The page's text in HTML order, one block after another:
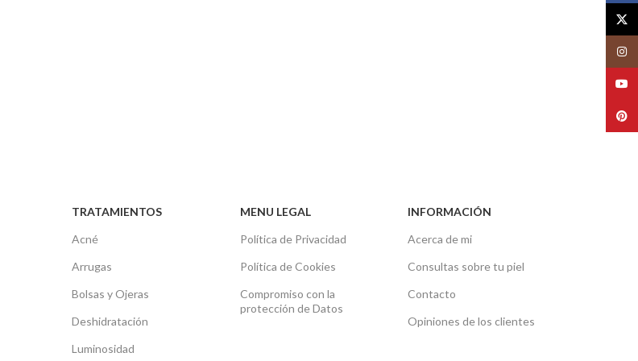
TRATAMIENTOS
Acné
Arrugas
Bolsas y Ojeras
Deshidratación
Luminosidad
MENU LEGAL
Política de Privacidad
Política de Cookies
Compromiso con la
protección de Datos
INFORMACIÓN
Acerca de mi
Consultas sobre tu piel
Contacto
Opiniones de los clientes